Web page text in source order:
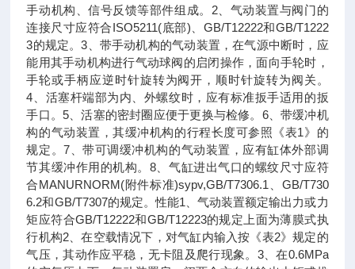
手动机构、信号反馈等部件组成。2、气动装置与阀门的
连接尺寸应符合ISO5211(底部)、GB/T12222和GB/T1222
3的规定。3、带手动机构的气动装置，在气源中断时，应
能用其手动机构进行气动球阀的启闭操作，面向手轮时，
手轮或手柄应逆时针旋转为阀开，顺时针旋转为阀关。
4、活塞杆端部为内、外螺纹时，应有标准扳手适用的扳
手口。5、活塞的密封圈应便于更换与检修。6、带缓冲机
构的气动装置，其缓冲机构的行程长度可参照《表1》的
规定。7、带可调缓冲机构的气动装置，应有缸体外部调
节其缓冲作用的机构。8、气缸进出气口的螺纹尺寸应符
合MANURNORM(附件标准)sypv,GB/T7306.1、GB/T730
6.2和GB/T7307的规定。性能1、气动装置额定输出力或力
矩应符合GB/T12222和GB/T12223的规定上面为薄膜式执
行机构2、在空载情况下，对气缸内输入按《表2》规定的
气压，其动作应平稳，无卡阻及爬行现象。3、在0.6MPa